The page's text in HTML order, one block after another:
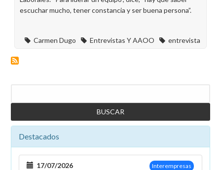
escuchar mucho, tener constancia y ser buena persona”.
Carmen Dugo Entrevistas Y AAOO entrevista
Destacados
Interempresas
17/07/2026